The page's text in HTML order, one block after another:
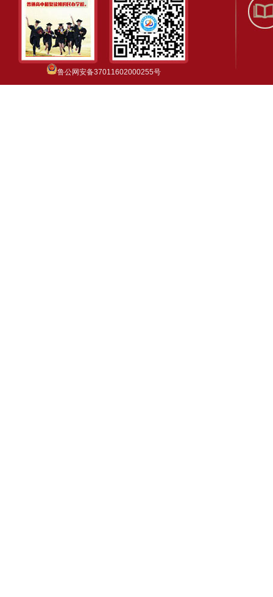
鲁公网安备37011602000255号